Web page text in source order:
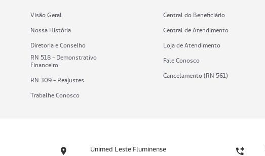
Visão Geral
Nossa História
Diretoria e Conselho
RN 518 - Demonstrativo
Financeiro
RN 309 - Reajustes
Trabalhe Conosco
Central do Beneficiário
Central de Atendimento
Loja de Atendimento
Fale Conosco
Cancelamento (RN 561)
Unimed Leste Fluminense